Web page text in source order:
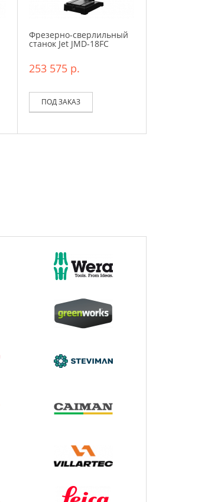
Фрезерно-сверлильный
станок Jet JMD-18FC
253 575 р.
ПОД ЗАКАЗ